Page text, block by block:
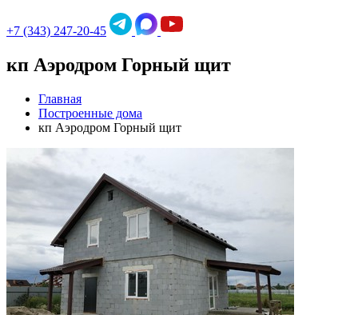
+7 (343) 247-20-45
кп Аэродром Горный щит
Главная
Построенные дома
кп Аэродром Горный щит